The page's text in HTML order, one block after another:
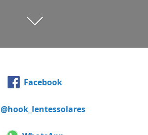
Facebook
@hook_lentessolares